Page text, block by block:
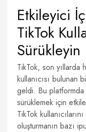
Etkileyici
TikTok
Sürükleyin
TikTok, son yıllarda
kullanıcısı bulunan
geldi. Bu
sürüklemek için
TikTok
oluşturmanın bazı